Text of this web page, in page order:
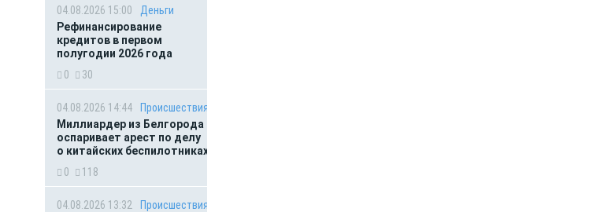
04.08.2026 15:00
Деньги
Рефинансирование
кредитов в первом
полугодии 2026 года
0
30
04.08.2026 14:44
Происшествия
Миллиардер из Белгорода
оспаривает арест по делу
о китайских беспилотниках
0
118
04.08.2026 13:32
Происшествия